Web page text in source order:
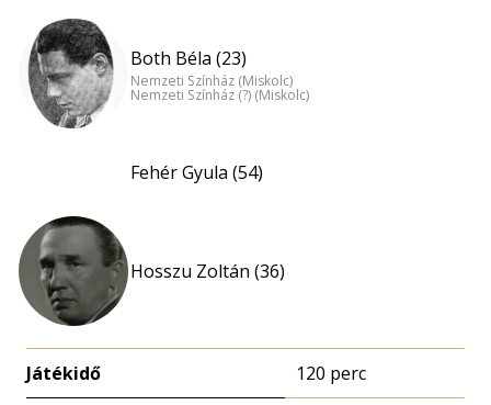
Both Béla (23)
Nemzeti Színház (Miskolc)
Nemzeti Színház (?) (Miskolc)
Fehér Gyula (54)
Hosszu Zoltán (36)
Játékidő 120 perc